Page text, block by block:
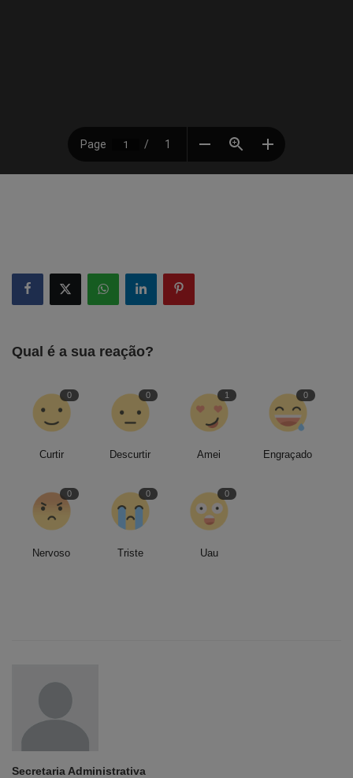
Qual é a sua reação?
0
Curtir
0
Descurtir
1
Amei
0
Engraçado
0
Nervoso
0
Triste
0
Uau
Secretaria Administrativa